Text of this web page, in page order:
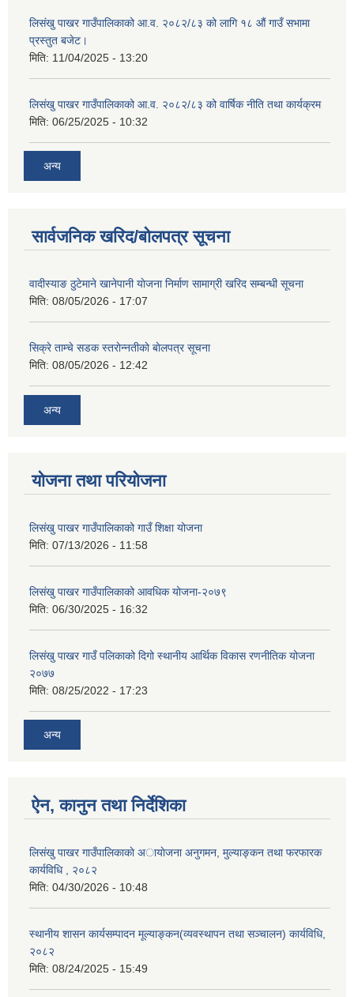
लिसंखु पाखर गाउँपालिकाको आ.व. २०८२/८३ को लागि १८ औं गाउँ सभामा
प्रस्तुत बजेट।
मिति: 11/04/2025 - 13:20
लिसंखु पाखर गाउँपालिकाको आ.व. २०८२/८३ को वार्षिक नीति तथा कार्यक्रम
मिति: 06/25/2025 - 10:32
अन्य
सार्वजनिक खरिद/बोलपत्र सूचना
वादीस्याङ ठुटेमाने खानेपानी याेजना निर्माण सामाग्री खरिद सम्बन्धी सूचना
मिति: 08/05/2026 - 17:07
सिक्रे ताम्चे सडक स्तराेन्नतीकाे बाेलपत्र सूचना
मिति: 08/05/2026 - 12:42
अन्य
योजना तथा परियोजना
लिसंखु पाखर गाउँपालिकाको गाउँ शिक्षा योजना
मिति: 07/13/2026 - 11:58
लिसंखु पाखर गाउँपालिकाको आवधिक योजना-२०७९
मिति: 06/30/2025 - 16:32
लिसंखु पाखर गाउँ पलिकाको दिगो स्थानीय आर्थिक विकास रणनीतिक योजना
२०७७
मिति: 08/25/2022 - 17:23
अन्य
ऐन, कानुन तथा निर्देशिका
लिसंखु पाखर गाउँपालिकाकाे अायाेजना अनुगमन, मुल्याङ्कन तथा फरफारक
कार्यविधि , २०८२
मिति: 04/30/2026 - 10:48
स्थानीय शासन कार्यसम्पादन मूल्याङ्कन(व्यवस्थापन तथा सञ्चालन) कार्यविधि,
२०८२
मिति: 08/24/2025 - 15:49